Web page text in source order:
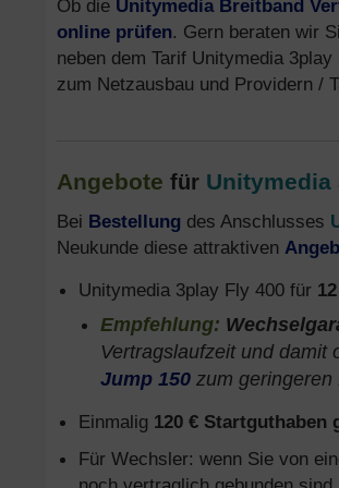
Ob die Unitymedia Breitband
online prüfen. Gern beraten wir
neben dem Tarif Unitymedia
zum Netzausbau und Providern /
Angebote für Unitymedia
Bei Bestellung des Anschlusses
Neukunde diese attraktiven
Unitymedia 3play Fly 400 für
Empfehlung:
Vertragslaufzeit und
Jump 150 zum
Einmalig 120 € Startguthaben
Für Wechsler: wenn Sie von